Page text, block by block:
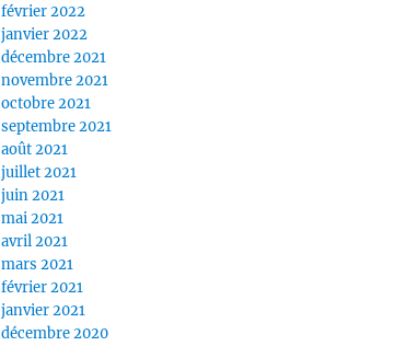
février 2022
janvier 2022
décembre 2021
novembre 2021
octobre 2021
septembre 2021
août 2021
juillet 2021
juin 2021
mai 2021
avril 2021
mars 2021
février 2021
janvier 2021
décembre 2020